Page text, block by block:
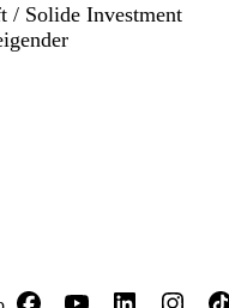
/ Solide Investment